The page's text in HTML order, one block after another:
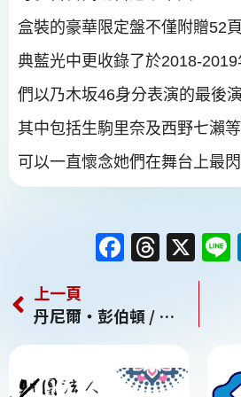
盒裝的豪華限定盤不僅附贈52
典藍光中更收錄了於2018-
們以乃木坂46身分表演的最後
其中包括生駒里奈及西野七瀨
可以一直懷念她們在舞台上最閃
F
a
c
e
b
o
T
h
a
d
s
X
上一頁
丹尼爾‧彭伯頓 / 蜘蛛人：新宇宙 電影原聲配樂